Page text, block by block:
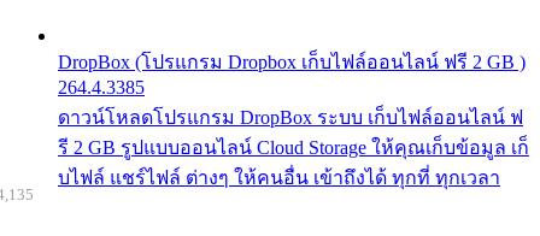
DropBox (โปรแกรม Dropbox เก็บไฟล์ออนไลน์ ฟรี 2 GB )
264.4.3385
ดาวน์โหลดโปรแกรม DropBox ระบบ เก็บไฟล์ออนไลน์ ฟ
รี 2 GB รูปแบบออนไลน์ Cloud Storage ให้คุณเก็บข้อมูล เก็
บไฟล์ แชร์ไฟล์ ต่างๆ ให้คนอื่น เข้าถึงได้ ทุกที่ ทุกเวลา